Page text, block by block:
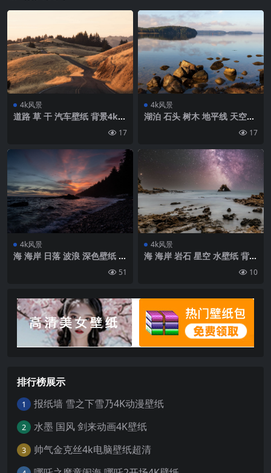
4k风景
道路 草 干 汽车壁纸 背景4k高
17
4k风景
湖泊 石头 树木 地平线 天空壁
17
4k风景
海 海岸 日落 波浪 深色壁纸 背
51
4k风景
海 海岸 岩石 星空 水壁纸 背景
10
排行榜展示
1 报纸墙 雪之下雪乃4K动漫壁纸
2 水墨 国风 剑来动画4K壁纸
3 帅气金克丝4k电脑壁纸超清